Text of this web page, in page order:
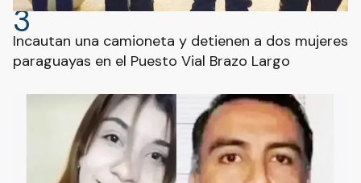
3
Incautan una camioneta y detienen a dos mujeres
paraguayas en el Puesto Vial Brazo Largo